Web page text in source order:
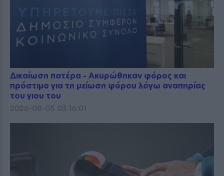
Δικαίωση πατέρα - Ακυρώθηκαν φόρος και
πρόστιμο για τη μείωση φόρου λόγω αναπηρίας
του γιου του
2026-08-05 03:16:01